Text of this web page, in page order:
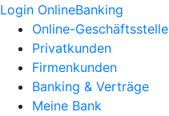
Login OnlineBanking
Online-Geschäftsstelle
Privatkunden
Firmenkunden
Banking & Verträge
Meine Bank